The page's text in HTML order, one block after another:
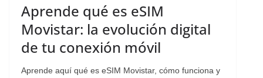
Aprende qué es eSIM
Movistar: la evolución digital
de tu conexión móvil
Aprende aquí qué es eSIM Movistar, cómo funciona y